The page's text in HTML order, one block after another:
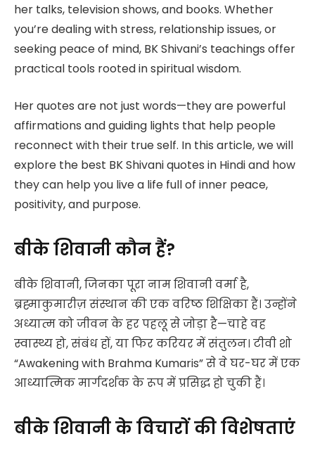
her talks, television shows, and books. Whether
you’re dealing with stress, relationship issues, or
seeking peace of mind, BK Shivani’s teachings offer
practical tools rooted in spiritual wisdom.
Her quotes are not just words—they are powerful
affirmations and guiding lights that help people
reconnect with their true self. In this article, we will
explore the best BK Shivani quotes in Hindi and how
they can help you live a life full of inner peace,
positivity, and purpose.
बीके शिवानी कौन हैं?
बीके शिवानी, जिनका पूरा नाम शिवानी वर्मा है,
ब्रह्माकुमारीज़ संस्थान की एक वरिष्ठ शिक्षिका हैं। उन्होंने
अध्यात्म को जीवन के हर पहलू से जोड़ा है—चाहे वह
स्वास्थ्य हो, संबंध हों, या फिर करियर में संतुलन। टीवी शो
“Awakening with Brahma Kumaris” से वे घर-घर में एक
आध्यात्मिक मार्गदर्शक के रूप में प्रसिद्ध हो चुकी हैं।
बीके शिवानी के विचारों की विशेषताएं